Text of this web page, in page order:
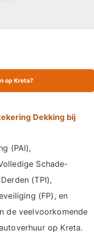
op Kreta?
Dekking bij
(PAI),
Schade-
(TPI),
(FP), en
de veelvoorkomende
op Kreta.